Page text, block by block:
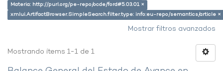
Materia: http://purl.org/pe-repo/ocde/ford#5.03.01 ×
xmlui.ArtifactBrowser.SimpleSearch.filter.type: info:eu-repo/semantics/article ×
Mostrar filtros avanzados
Mostrando ítems 1-1 de 1